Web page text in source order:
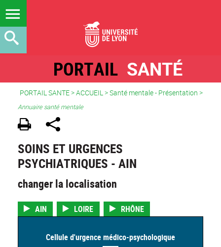
PORTAIL SANTÉ
PORTAIL SANTE>ACCUEIL> Santé mentale - Présentation >
Annuaire santé mentale
SOINS ET URGENCES
PSYCHIATRIQUES - AIN
changer la localisation
AIN LOIRE RHÔNE
Cellule d'urgence médico-psychologique